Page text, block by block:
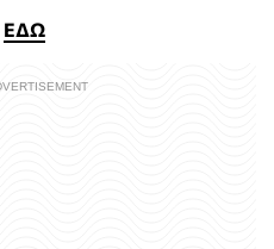
ΕΔΩ